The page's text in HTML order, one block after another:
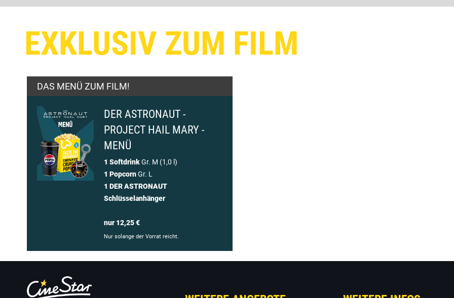
EXKLUSIV ZUM FILM
DAS MENÜ ZUM FILM!
DER ASTRONAUT -
PROJECT HAIL MARY -
MENÜ
1 SoftdrinkGr. M (1,0 l)
1 PopcornGr. L
1 DER ASTRONAUT
Schlüsselanhänger
nur 12,25 €
Nur solange der Vorrat reicht.